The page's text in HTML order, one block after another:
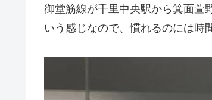
御堂筋線が千里中央駅から箕面萱
いう感じなので、慣れるのには時